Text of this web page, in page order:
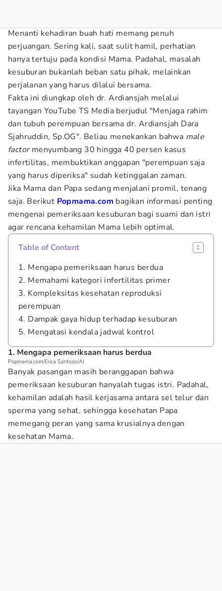
Menanti kehadiran buah hati memang penuh
perjuangan. Sering kali, saat sulit hamil, perhatian
hanya tertuju pada kondisi Mama. Padahal, masalah
kesuburan bukanlah beban satu pihak, melainkan
perjalanan yang harus dilalui bersama.
Fakta ini diungkap oleh dr. Ardiansjah melalui
tayangan YouTube TS Media berjudul "Menjaga rahim
dan tubuh perempuan bersama dr. Ardiansjah Dara
Sjahruddin, Sp.OG". Beliau menekankan bahwa male
factormenyumbang 30 hingga 40 persen kasus
infertilitas, membuktikan anggapan "perempuan saja
yang harus diperiksa" sudah ketinggalan zaman.
Jika Mama dan Papa sedang menjalani promil, tenang
saja. Berikut Popmama.com bagikan informasi penting
mengenai pemeriksaan kesuburan bagi suami dan istri
agar rencana kehamilan Mama lebih optimal.
Table of Content
1. Mengapa pemeriksaan harus berdua
2. Memahami kategori infertilitas primer
3. Kompleksitas kesehatan reproduksi
perempuan
4. Dampak gaya hidup terhadap kesuburan
5. Mengatasi kendala jadwal kontrol
1. Mengapa pemeriksaan harus berdua
Popmama.com/Erica Santoso/AI
Banyak pasangan masih beranggapan bahwa
pemeriksaan kesuburan hanyalah tugas istri. Padahal,
kehamilan adalah hasil kerjasama antara sel telur dan
sperma yang sehat, sehingga kesehatan Papa
memegang peran yang sama krusialnya dengan
kesehatan Mama.